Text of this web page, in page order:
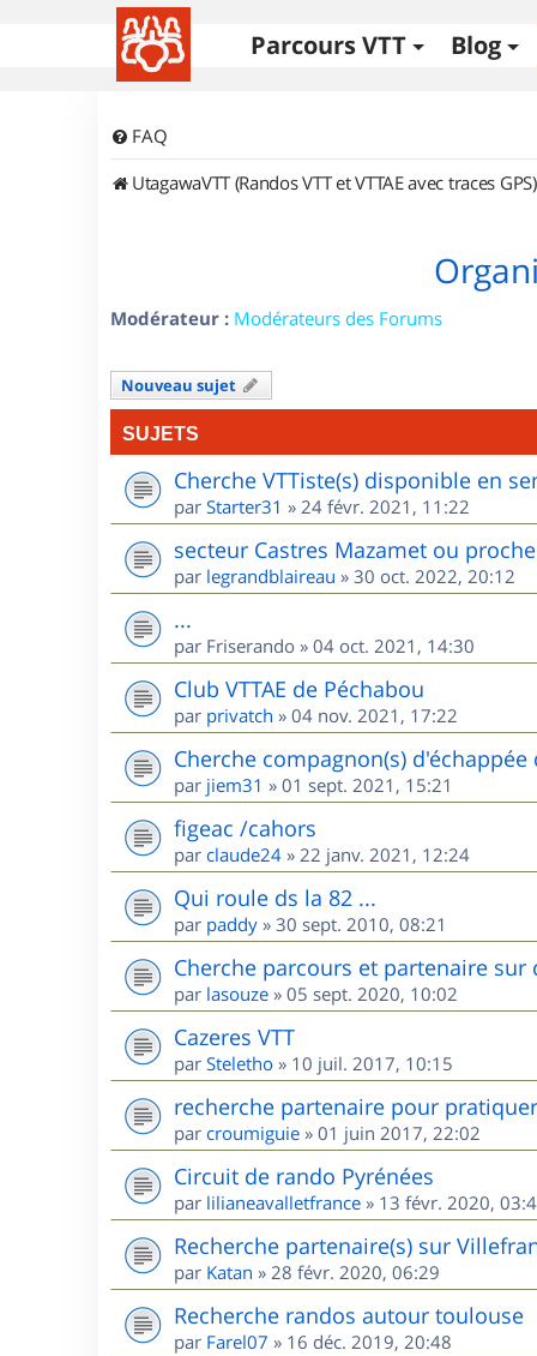
Parcours VTT Blog
FAQ
UtagawaVTT (Randos VTT et VTTAE avec traces GPS)
Modérateur : Modérateurs des Forums
Nouveau sujet
SUJETS
Cherche VTTiste(s) disponible en
par Starter31 » 24 févr. 2021, 11:22
secteur Castres Mazamet ou proche
par legrandblaireau » 30 oct. 2022, 20:12
...
par Friserando » 04 oct. 2021, 14:30
Club VTTAE de Péchabou
par privatch » 04 nov. 2021, 17:22
Cherche compagnon(s)
par jiem31 » 01 sept. 2021, 15:21
figeac /cahors
par claude24 » 22 janv. 2021, 12:24
Qui roule ds la 82 ...
par paddy » 30 sept. 2010, 08:21
Cherche parcours et partenaire sur
par lasouze » 05 sept. 2020, 10:02
Cazeres VTT
par Steletho » 10 juil. 2017, 10:15
recherche partenaire pour
par croumiguie » 01 juin 2017, 22:02
Circuit de rando Pyrénées
par lilianeavalletfrance » 13 févr. 2020,
Recherche partenaire(s) sur
par Katan » 28 févr. 2020, 06:29
Recherche randos autour toulouse
par Farel07 » 16 déc. 2019, 20:48